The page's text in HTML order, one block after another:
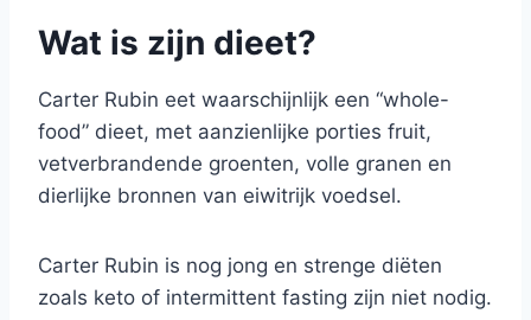
Wat is zijn dieet?
Carter Rubin eet waarschijnlijk een “whole-
food” dieet, met aanzienlijke porties fruit,
vetverbrandende groenten, volle granen en
dierlijke bronnen van eiwitrijk voedsel.
Carter Rubin is nog jong en strenge diëten
zoals keto of intermittent fasting zijn niet nodig.